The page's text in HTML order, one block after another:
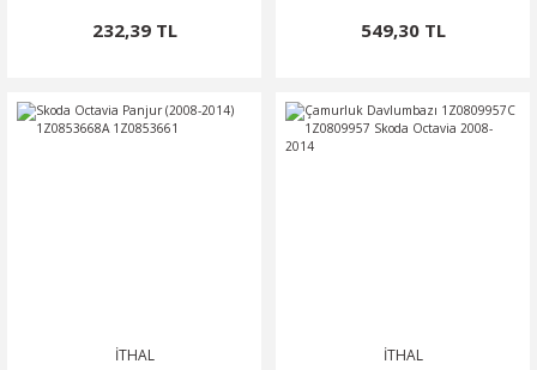
232,39 TL 549,30 TL
İTHAL İTHAL